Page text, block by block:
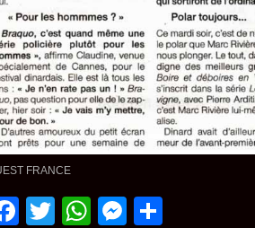
FRANCE
Facebook
TwitterWhatsApp
Messenger